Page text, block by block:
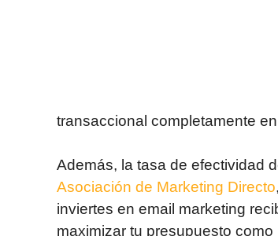
transaccional completamente
Además, la tasa de efectividad
Asociación de Marketing Directo
inviertes en email marketing
maximizar tu presupuesto